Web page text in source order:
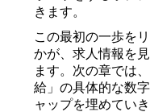
きます。
この最初の一歩を
かが、求人情報を
ます。次の章では
給」の具体的な数
ャップを埋めていき